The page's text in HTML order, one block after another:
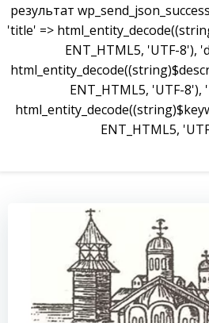
результат
'title' =>
ENT_HTML5, 'UTF-8'),
ENT_HTML5, 'UTF-8'),
ENT_HTML5,